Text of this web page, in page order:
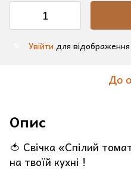
Увійти для
До
Опис
🍅 Свічка «Спілий
на твоїй кухні !